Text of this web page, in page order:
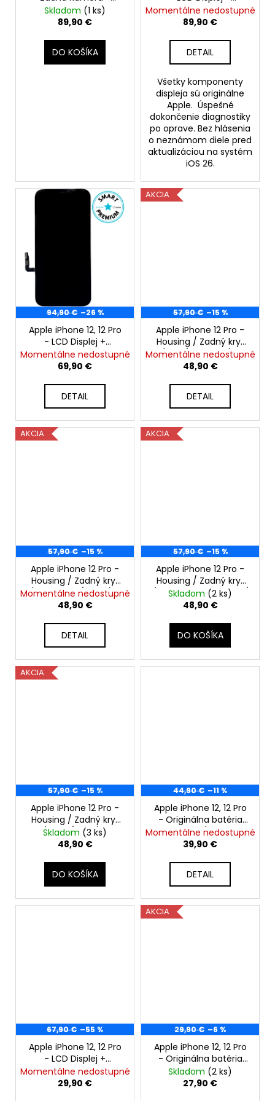
Original Apple
Skladom (1 ks)
89,90 €
DO KOŠÍKA
Dotyková Plocha +
Rám - Original Apple
Momentálne nedostupné
89,90 €
DETAIL
Všetky komponenty
displeja sú originálne
Apple. Úspešné
dokončenie diagnostiky
po oprave. Bez hlásenia
o neznámom diele pred
aktualizáciou na systém
iOS 26.
94,90 € –26 %
Apple iPhone 12, 12 Pro
- LCD Displej +
Dotyková Plocha +
Rám - SmartPremium
Momentálne nedostupné
69,90 €
DETAIL
AKCIA
57,90 € –15 %
Apple iPhone 12 Pro -
Housing / Zadný kryt
(Sivý / Graphite) -
Original Apple
Momentálne nedostupné
48,90 €
DETAIL
AKCIA
57,90 € –15 %
Apple iPhone 12 Pro -
Housing / Zadný kryt
(Strieborný / Silver) -
Original Apple
Momentálne nedostupné
48,90 €
DETAIL
AKCIA
57,90 € –15 %
Apple iPhone 12 Pro -
Housing / Zadný kryt
(Tichomorská Modrá /
Pacific Blue) - Original
Skladom (2 ks)
48,90 €
DO KOŠÍKA
AKCIA
57,90 € –15 %
Apple iPhone 12 Pro -
Housing / Zadný kryt
(Zlatý / Gold) -
Original Apple
Skladom (3 ks)
48,90 €
DO KOŠÍKA
44,90 € –11 %
Apple iPhone 12, 12 Pro
- Originálna batéria
2815mAh (Zdravie
batérie: 100% - bez
diele)
Momentálne nedostupné
39,90 €
DETAIL
67,90 € –55 %
Apple iPhone 12, 12 Pro
- LCD Displej +
Dotyková Plocha +
Rám - SmartPremium
Momentálne nedostupné
29,90 €
AKCIA
29,90 € –6 %
Apple iPhone 12, 12 Pro
- Originálna batéria
bez BMS modulu
2815mAh
Skladom (2 ks)
27,90 €